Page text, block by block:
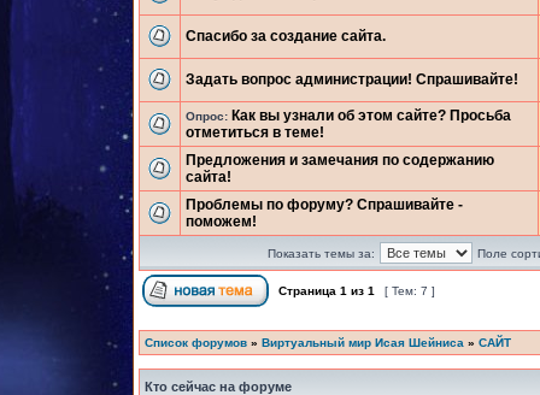
Спасибо за создание сайта.
Задать вопрос администрации! Спрашивайте!
Опрос: Как вы узнали об этом сайте? Просьба
отметиться в теме!
Предложения и замечания по содержанию
сайта!
Проблемы по форуму? Спрашивайте -
поможем!
Показать темы за: Поле
Страница 1 из 1 [ Тем: 7 ]
Список форумов » Виртуальный мир Исая Шейниса » САЙТ
Кто сейчас на форуме